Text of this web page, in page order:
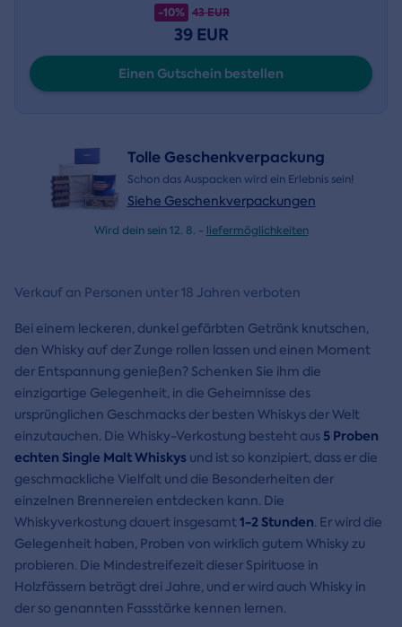
-10% 43 EUR
39 EUR
Einen Gutschein bestellen
Tolle Geschenkverpackung
Schon das Auspacken wird ein Erlebnis sein!
Siehe Geschenkverpackungen
Wird dein sein 12. 8. - liefermöglichkeiten
Verkauf an Personen unter 18 Jahren verboten
Bei einem leckeren, dunkel gefärbten Getränk knutschen,
den Whisky auf der Zunge rollen lassen und einen Moment
der Entspannung genießen? Schenken Sie ihm die
einzigartige Gelegenheit, in die Geheimnisse des
ursprünglichen Geschmacks der besten Whiskys der Welt
einzutauchen. Die Whisky-Verkostung besteht aus 5 Proben
echten Single Malt Whiskys und ist so konzipiert, dass er die
geschmackliche Vielfalt und die Besonderheiten der
einzelnen Brennereien entdecken kann. Die
Whiskyverkostung dauert insgesamt1-2 Stunden. Er wird die
Gelegenheit haben, Proben von wirklich gutem Whisky zu
probieren. Die Mindestreifezeit dieser Spirituose in
Holzfässern beträgt drei Jahre, und er wird auch Whisky in
der so genannten Fassstärke kennen lernen.